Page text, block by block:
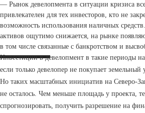
Новые объекты
порождают новый
контекст
— Рынок девелопмента в ситуации кризиса
привлекателен для тех инвесторов, кто не
возможность использования наличных
активов ощутимо снижается, на рынке
в том числе связанные с банкротством и
Инвестиции в девелопмент в такие периоды
если только девелопер не покупает земельный
Но таких масштабных инициатив на Северо-
не осталось. Чем меньше площадь у проекта,
спрогнозировать, получить разрешение на